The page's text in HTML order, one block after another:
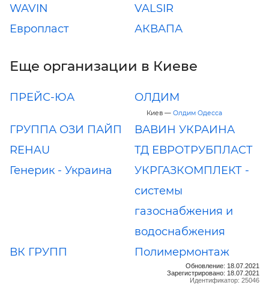
WAVIN
VALSIR
Европласт
АКВАПА
Еще организации в Киеве
ПРЕЙС-ЮА ОЛДИМ
Киев — Олдим Одесса
ГРУППА ОЗИ ПАЙП
ВАВИН УКРАИНА
REHAU
ТД ЕВРОТРУБПЛАСТ
Генерик - Украина
УКРГАЗКОМПЛЕКТ -
системы
газоснабжения и
водоснабжения
ВК ГРУПП
Полимермонтаж
Обновление: 18.07.2021
Зарегистрировано: 18.07.2021
Идентификатор: 25046